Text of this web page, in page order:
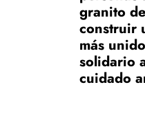
granito
construir
más
solidario
cuidado